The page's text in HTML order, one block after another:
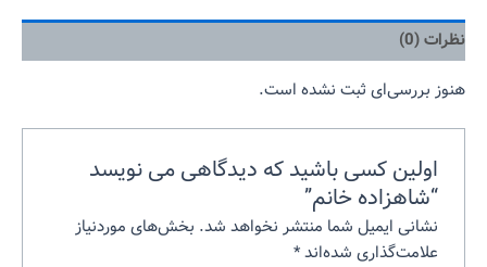
نظرات (0)
هنوز بررسی‌ای ثبت نشده است.
اولین کسی باشید که دیدگاهی می نویسد
“شاهزاده‌ خانم”
نشانی ایمیل شما منتشر نخواهد شد. بخش‌های موردنیاز
علامت‌گذاری شده‌اند*